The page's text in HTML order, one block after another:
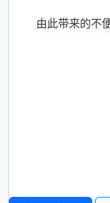
由此带来的不便
甘肃